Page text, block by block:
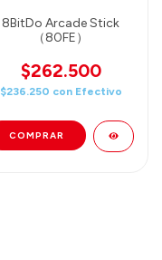
8BitDo Arcade Stick
（80FE）
$262.500
$236.250 con Efectivo